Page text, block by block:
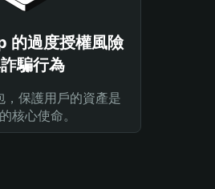
的過度授權風險
騙行為
，保護用戶的資產是
核心使命。